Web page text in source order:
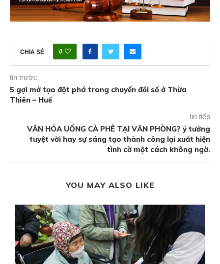
CHIA SẺ 0
tin trước
5 gợi mở tạo đột phá trong chuyển đổi số ở Thừa
Thiên – Huế
tin tiếp
VĂN HÓA UỐNG CÀ PHÊ TẠI VĂN PHÒNG? ý tưởng
tuyệt vời hay sự sáng tạo thành công lại xuất hiện
tình cờ một cách không ngờ.
YOU MAY ALSO LIKE